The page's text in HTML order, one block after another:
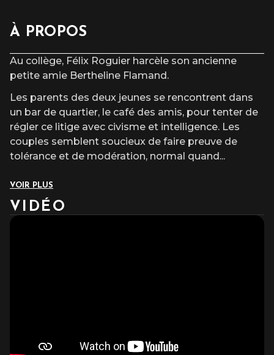
À PROPOS
Au collège, Félix Roguier harcèle son ancienne
petite amie Bertheline Flamand.
Les parents des deux jeunes se rencontrent dans
un bar de quartier, le café des amis, pour tenter de
régler ce litige avec civisme et intelligence. Les
couples semblent soucieux de faire preuve de
tolérance et de modération, normal quand...
VOIR PLUS
VIDÉO